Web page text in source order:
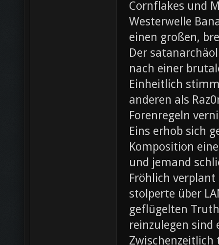
Cornflakes und
Westerwelle
einen großen,
Der
nach einer
Einheitlich
anderen als
Forenregeln
Eins erhob sich
Komposition
und jemand
Fröhlich
stolperte über
geflügelten
reinzulegen sind
Zwischenzeitlich